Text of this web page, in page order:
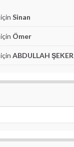
için Sinan
için Ömer
için ABDULLAH ŞEKER